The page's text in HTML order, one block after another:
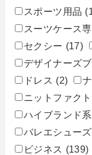
スポーツ用品
スーツケース
セクシー (17)
デザイナーズ
ドレス (2)
ニットファク
ハイブランド系
バレエシュー
ビジネス (139)